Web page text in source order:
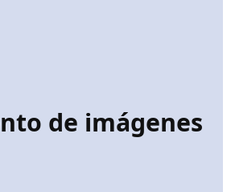
de imágenes